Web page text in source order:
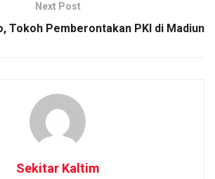
Next Post
Tokoh Pemberontakan PKI di Madiun
Sekitar Kaltim